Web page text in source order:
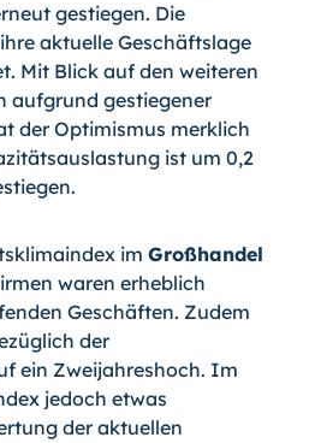
gestie­gen. Die
aktuelle Geschäftslage
Mit Blick auf den weiteren
aufgrund gestiegener
der Optimismus merklich
ist um 0,2
im Großhandel
wa­ren erheblich
Geschäften. Zudem
der
ein Zweijahreshoch. Im
jedoch etwas
der aktuellen